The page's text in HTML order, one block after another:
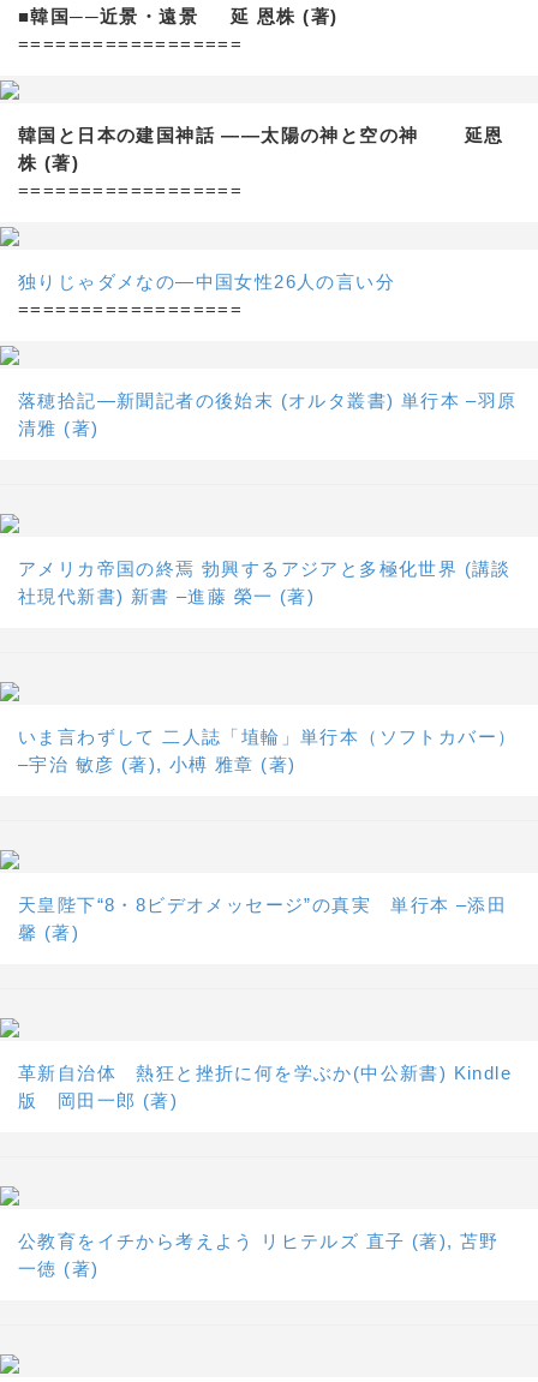
■韓国──近景・遠景 延 恩株 (著)
==================
韓国と日本の建国神話 ——太陽の神と空の神 延恩
株 (著)
==================
独りじゃダメなの―中国女性26人の言い分
==================
落穂拾記―新聞記者の後始末 (オルタ叢書) 単行本 –羽原
清雅 (著)
アメリカ帝国の終焉 勃興するアジアと多極化世界 (講談
社現代新書) 新書 –進藤 榮一 (著)
いま言わずして 二人誌「埴輪」単行本（ソフトカバー）
–宇治 敏彦 (著), 小榑 雅章 (著)
天皇陛下“8・8ビデオメッセージ”の真実 単行本 –添田
馨 (著)
革新自治体 熱狂と挫折に何を学ぶか(中公新書) Kindle
版 岡田一郎 (著)
公教育をイチから考えよう リヒテルズ 直子 (著), 苫野
一徳 (著)